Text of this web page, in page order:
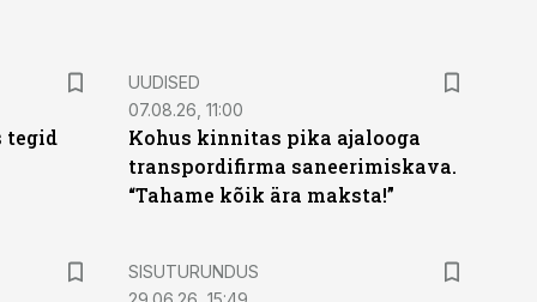
tegid
UUDISED
07.08.26, 11:00
Kohus kinnitas pika ajalooga
transpordifirma saneerimiskava.
“Tahame kõik ära maksta!”
ST
SISUTURUNDUS